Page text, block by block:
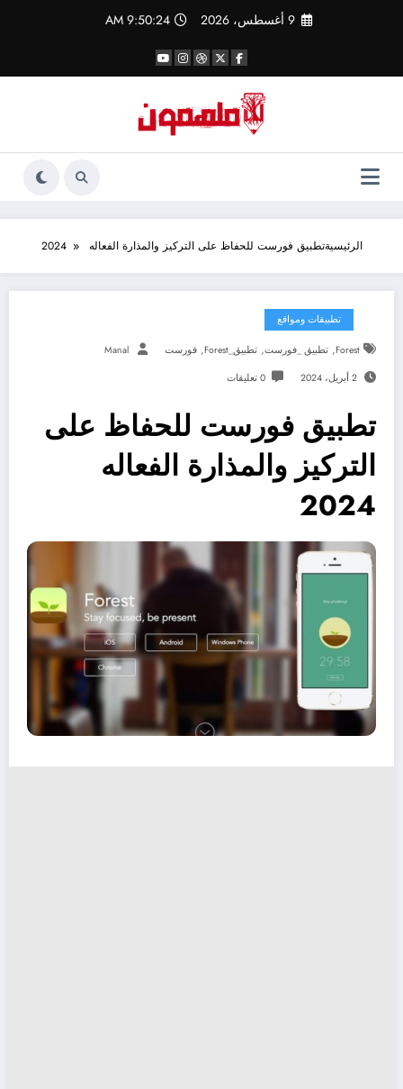
9 أغسطس، 2026 9:50:24 AM
الرئيسيةتطبيق فورست للحفاظ على التركيز والمذارة الفعاله 2024
تطبيقات ومواقع
Forest
, تطبيق _فورست, تطبيق_Forest , فورست Manal
2 أبريل، 2024 0 تعليقات
تطبيق فورست للحفاظ على
التركيز والمذارة الفعاله
2024